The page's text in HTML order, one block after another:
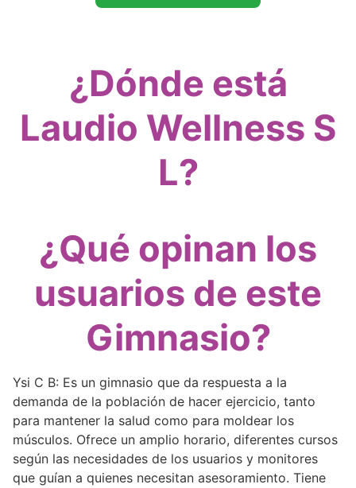
¿Dónde está
Laudio Wellness S
L?
¿Qué opinan los
usuarios de este
Gimnasio?
Ysi C B: Es un gimnasio que da respuesta a la
demanda de la población de hacer ejercicio, tanto
para mantener la salud como para moldear los
músculos. Ofrece un amplio horario, diferentes cursos
según las necesidades de los usuarios y monitores
que guían a quienes necesitan asesoramiento. Tiene